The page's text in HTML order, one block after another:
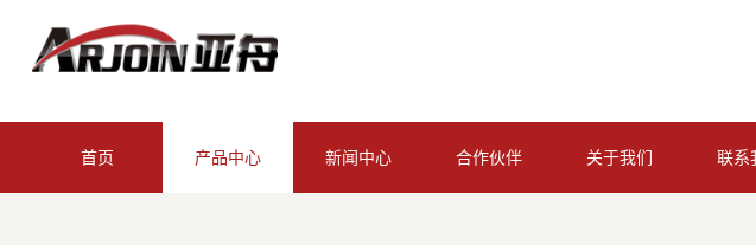
首页 产品中心 新闻中心 合作伙伴 关于我们 联系